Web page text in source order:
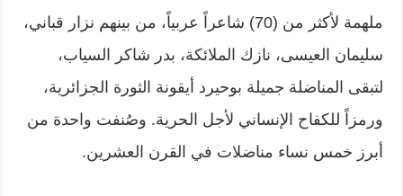
ملهمة لأكثر من (70) شاعراً عربياً، من بينهم نزار قباني،
سليمان العيسى، نازك الملائكة، بدر شاكر السياب،
لتبقى المناضلة جميلة بوحيرد أيقونة الثورة الجزائرية،
ورمزاً للكفاح الإنساني لأجل الحرية. وصُنفت واحدة من
أبرز خمس نساء مناضلات في القرن العشرين.